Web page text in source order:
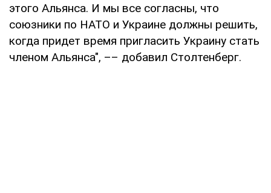
этого Альянса. И мы все согласны, что
союзники по НАТО и Украине должны решить,
когда придет время пригласить Украину стать
членом Альянса", –– добавил Столтенберг.